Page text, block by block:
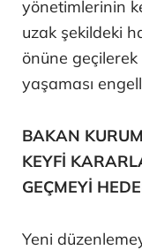
yönetimlerinin
uzak şekildeki
önüne
yaşaması
BAKAN
KEYFİ
GEÇMEYİ
Yeni